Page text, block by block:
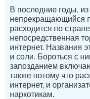
В последние годы,
непрекращающийся
расходится по
непосредственная
интернет. Названия
и соли. Бороться с
запозданием
также потому что
интернет, и
наркотикам.